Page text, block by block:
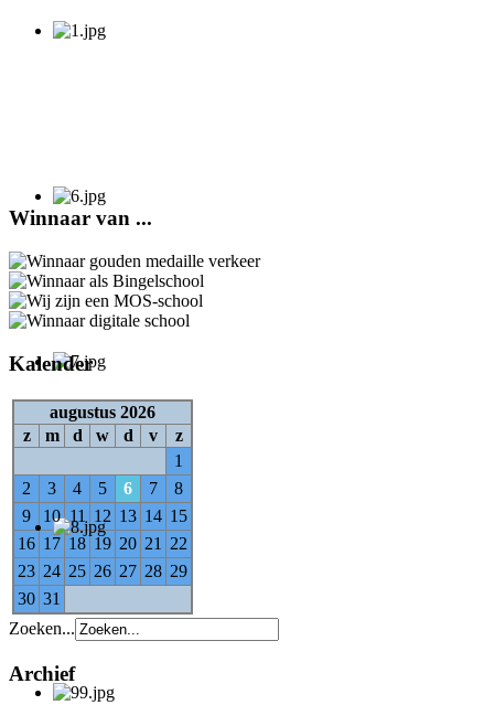
Winnaar van ...
Kalender
augustus 2026
z
m d w d v
z
1
2
3 4 5 6 7
8
9
10 11 12 13 14 15
16 17 18 19 20 21 22
23 24 25 26 27 28 29
30 31
Zoeken...
Archief